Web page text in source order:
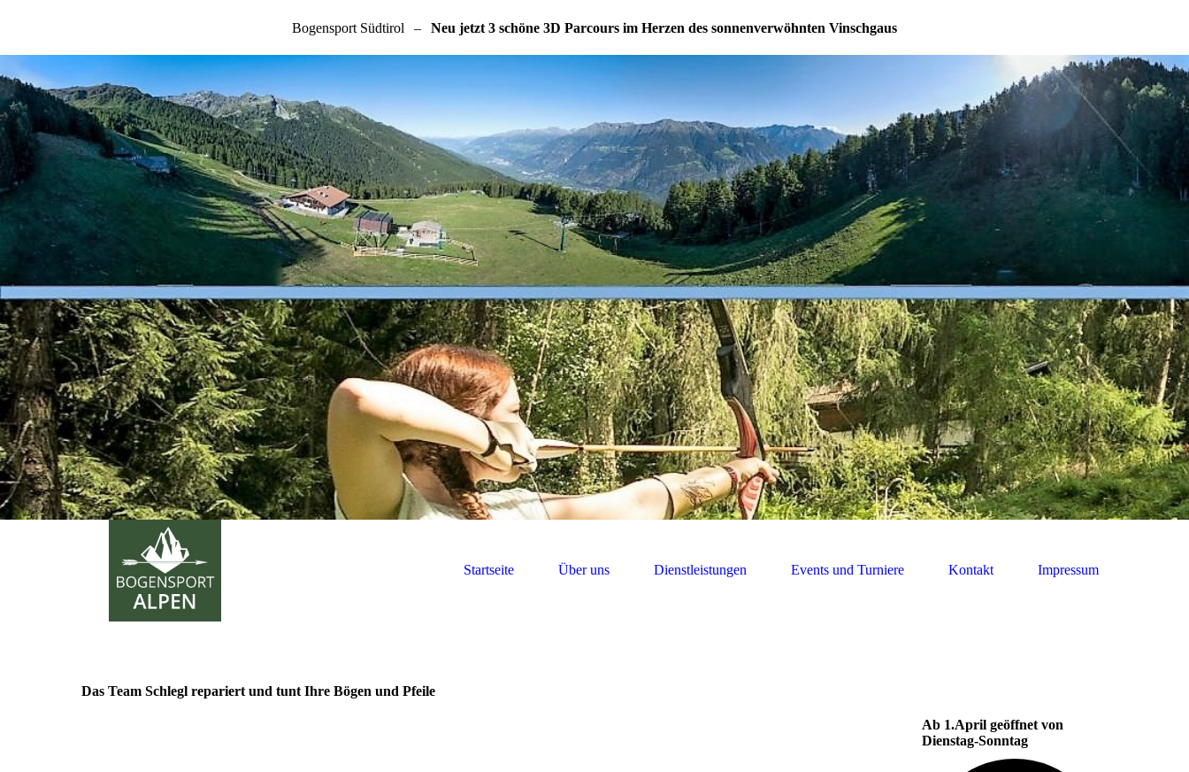
Bogensport Südtirol – Neu jetzt 3 schöne 3D Parcours im Herzen des sonnenverwöhnten Vinschgaus
Startseite Über uns Dienstleistungen Events und Turniere Kontakt Impressum
Das Team Schlegl repariert und tunt Ihre Bögen und Pfeile
Ab 1.April geöffnet von
Dienstag-Sonntag